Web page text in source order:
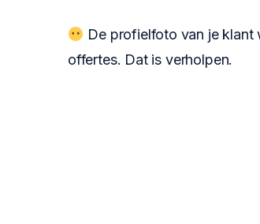
De profielfoto van je klant
offertes. Dat is verholpen.